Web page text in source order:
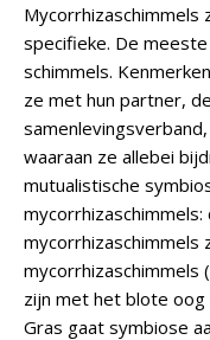
Mycorrhizaschimmels
specifieke. De
schimmels.
ze met hun partner,
waaraan ze allebei
mutualistische
mycorrhizaschimmels
mycorrhizaschimmels
zijn met het blote oog
Gras gaat symbiose